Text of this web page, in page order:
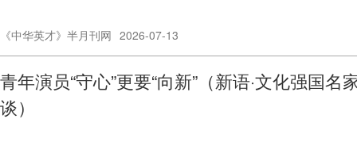
《中华英才》半月刊网 2026-07-13
青年演员“守心”更要“向新”（新语·文化强国名
谈）